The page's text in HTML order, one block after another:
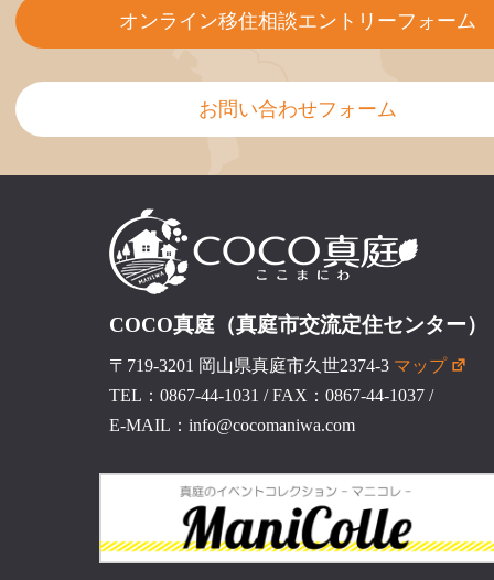
オンライン移住相談エントリーフォーム
お問い合わせフォーム
COCO真庭（真庭市交流定住センター）
〒719-3201 岡山県真庭市久世2374-3 マップ
TEL：0867-44-1031 /FAX：0867-44-1037/
E-MAIL：info@cocomaniwa.com